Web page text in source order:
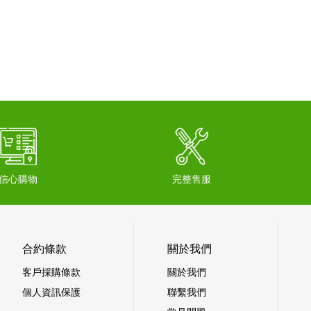
心購物 完整售服
合約條款
客戶採購條款
個人資訊保護
關於我們
關於我們
聯繫我們